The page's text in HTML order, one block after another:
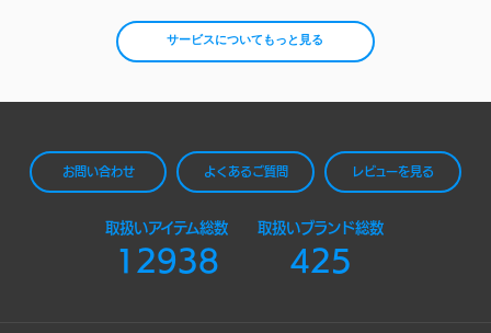
サービスについてもっと見る
お問い合わせ よくあるご質問 レビューを見る
取扱いアイテム総数
12938
取扱いブランド総数
425